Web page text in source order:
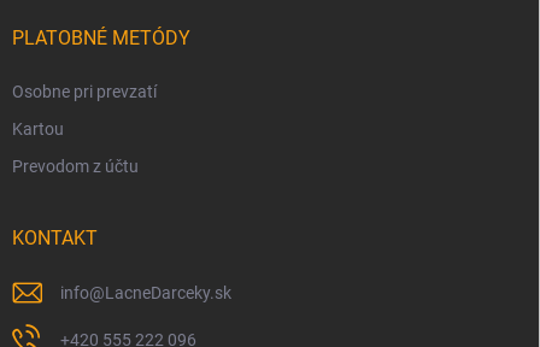
PLATOBNÉ METÓDY
Osobne pri prevzatí
Kartou
Prevodom z účtu
KONTAKT
info@LacneDarceky.sk
+420 555 222 096